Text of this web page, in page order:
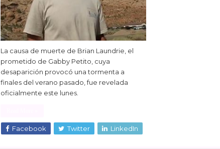
La causa de muerte de Brian Laundrie, el
prometido de Gabby Petito, cuya
desaparición provocó una tormenta a
finales del verano pasado, fue revelada
oficialmente este lunes.
Facebook Twitter LinkedIn